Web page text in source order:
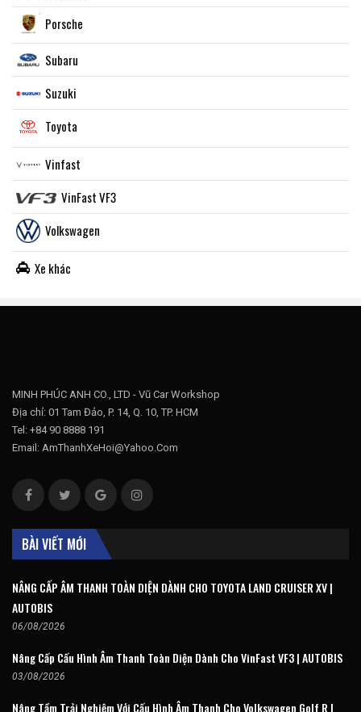
Porsche
Subaru
Suzuki
Toyota
Vinfast
VinFast VF3
Volkswagen
Xe khác
MINH PHÚC ANH CO., LTD - Vũ Car Workshop
Địa chỉ: 01 Tam Đảo, P. 14, Q. 10, TP. HCM
Tel: +84 90 8888 191
Email: AmThanhXeHoi@Yahoo.Com
BÀI VIẾT MỚI
NÂNG CẤP ÂM THANH TOÀN DIỆN DÀNH CHO TOYOTA LAND CRUISER XV |
AUTOBIS
06/08/2026
Nâng Cấp Cấu Hình Âm Thanh Toàn Diện Dành Cho VinFast VF3 | AUTOBIS
03/08/2026
Nâng Tầm Trải Nghiệm Với Cấu Hình Âm Thanh Cho Volkswagen Golf R |